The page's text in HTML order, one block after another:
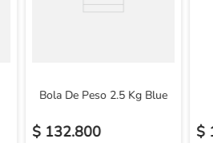
Bola De Peso 2.5 Kg Blue
$ 132.800 $